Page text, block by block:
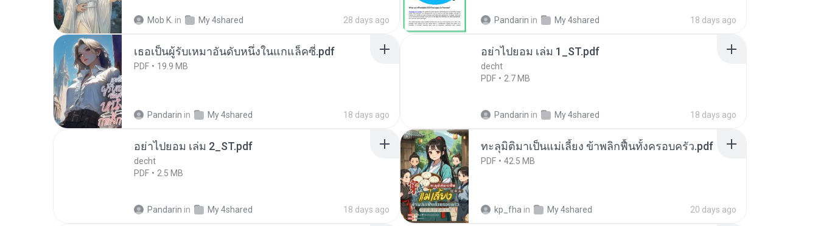
Mob K. in My 4shared 28 days ago Pandarin in My 4shared 18 days ago
เธอเป็นผู้รับเหมาอันดับหนึ่งในแกแล็คซี่.pdf
PDF 19.9 MB
Pandarin in My 4shared 18 days ago
อย่าไปยอม เล่ม 1_ST.pdf
decht
PDF
2.7 MB
Pandarin in My 4shared 18 days ago
อย่าไปยอม เล่ม 2_ST.pdf
decht
PDF
2.5 MB
Pandarin in My 4shared 18 days ago
ทะลุมิติมาเป็นแม่เลี้ยง ข้าพลิกฟื้นทั้งครอบครัว.pdf
PDF 42.5 MB
kp_fha in My 4shared 20 days ago